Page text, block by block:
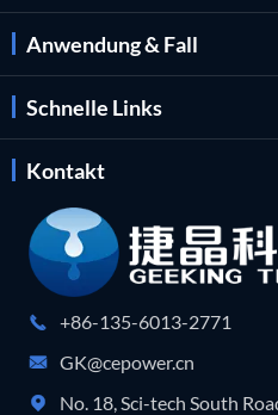
Anwendung & Fall
Schnelle Links
Kontakt
 +86-135-6013-2771
 GK@cepower.cn
 No. 18, Sci-tech South